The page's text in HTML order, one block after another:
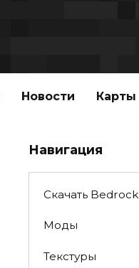
Новости Карты
Навигация
Скачать Bedrock
Моды
Текстуры